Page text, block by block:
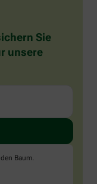
Sie
unsere
den Baum.